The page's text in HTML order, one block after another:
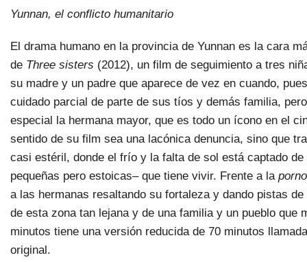
Yunnan, el conflicto humanitario
El drama humano en la provincia de Yunnan es la cara
de Three sisters (2012), un film de seguimiento a tres
su madre y un padre que aparece de vez en cuando,
cuidado parcial de parte de sus tíos y demás familia,
especial la hermana mayor, que es todo un ícono en el
sentido de su film sea una lacónica denuncia, sino que
casi estéril, donde el frío y la falta de sol está captado
pequeñas pero estoicas– que tiene vivir. Frente a la
a las hermanas resaltando su fortaleza y dando pistas
de esta zona tan lejana y de una familia y un pueblo
minutos tiene una versión reducida de 70 minutos
original.